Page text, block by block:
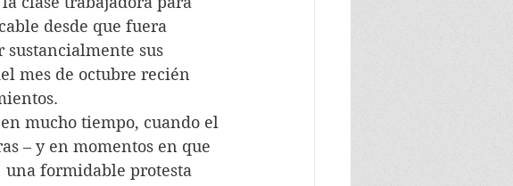
desde que fuera
sustancialmente sus
mes de octubre recién
tiempo, cuando el
– y en momentos en que
una formidable protesta